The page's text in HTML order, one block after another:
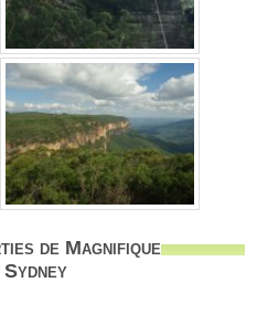
de Magnifique